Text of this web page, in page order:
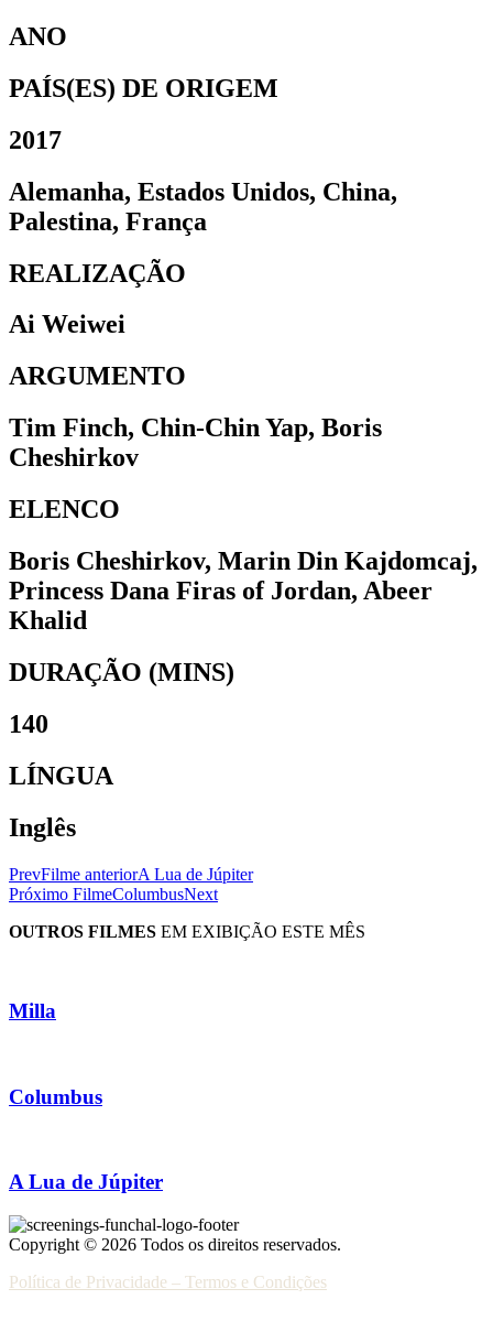
ANO
PAÍS(ES) DE ORIGEM
2017
Alemanha, Estados Unidos, China,
Palestina, França
REALIZAÇÃO
Ai Weiwei
ARGUMENTO
Tim Finch, Chin-Chin Yap, Boris
Cheshirkov
ELENCO
Boris Cheshirkov, Marin Din Kajdomcaj,
Princess Dana Firas of Jordan, Abeer
Khalid
DURAÇÃO (MINS)
140
LÍNGUA
Inglês
PrevFilme anteriorA Lua de Júpiter
Próximo FilmeColumbusNext
OUTROS FILMES EM EXIBIÇÃO ESTE MÊS
Milla
Columbus
A Lua de Júpiter
Copyright © 2026 Todos os direitos reservados.
Política de Privacidade – Termos e Condições